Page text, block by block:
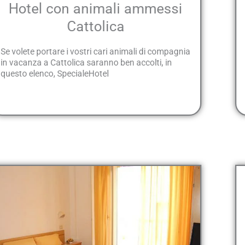
Hotel con animali ammessi
Cattolica
Se volete portare i vostri cari animali di compagnia
in vacanza a Cattolica saranno ben accolti, in
questo elenco, SpecialeHotel